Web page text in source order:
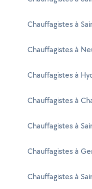
Chauffagistes à
Chauffagistes à
Chauffagistes à
Chauffagistes à
Chauffagistes à
Chauffagistes à
Chauffagistes à